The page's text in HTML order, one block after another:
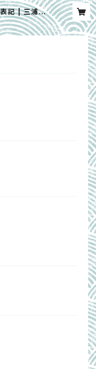
記 | 三浦製